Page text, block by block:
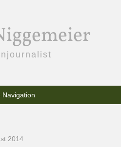
Navigation
2014